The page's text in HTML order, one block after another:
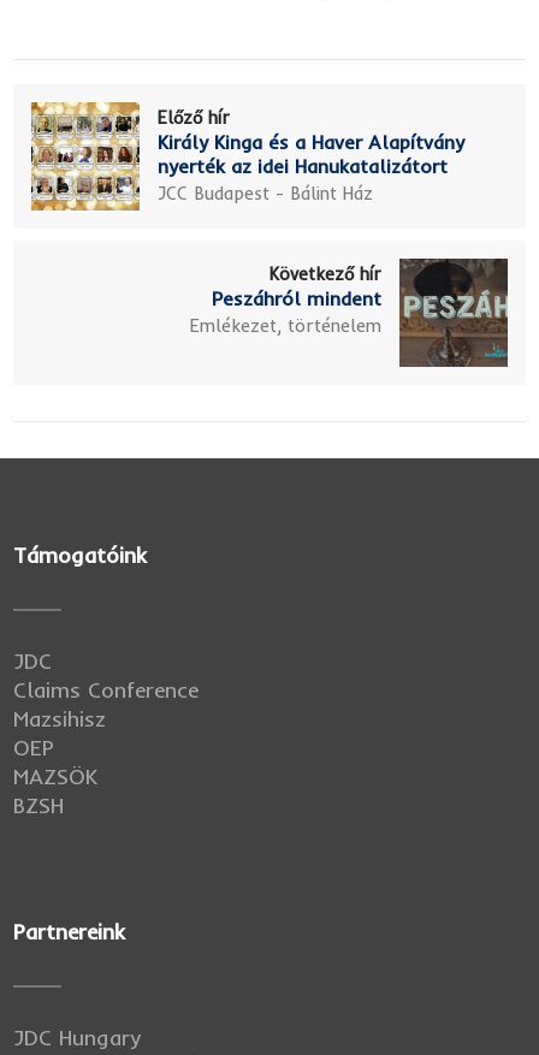
Előző hír
Király Kinga és a Haver Alapítvány
nyerték az idei Hanukatalizátort
JCC Budapest - Bálint Ház
Következő hír
Peszáhról mindent
Emlékezet, történelem
Támogatóink
JDC
Claims Conference
Mazsihisz
OEP
MAZSÖK
BZSH
Partnereink
JDC Hungary